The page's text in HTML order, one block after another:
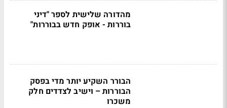
מהדורה שלישית לספר "דיני
בוררות - אופק חדש בבוררות"
הבורר השקיע יותר מדי בפסק
הבוררות – וישיב לצדדים חלק
משכרו